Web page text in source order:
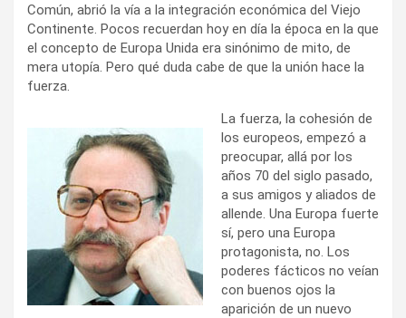
Común, abrió la vía a la integración económica del Viejo
Continente. Pocos recuerdan hoy en día la época en la que
el concepto de Europa Unida era sinónimo de mito, de
mera utopía. Pero qué duda cabe de que la unión hace la
fuerza.
La fuerza, la cohesión de
los europeos, empezó a
preocupar, allá por los
años 70 del siglo pasado,
a sus amigos y aliados de
allende. Una Europa fuerte
sí, pero una Europa
protagonista, no. Los
poderes fácticos no veían
con buenos ojos la
aparición de un nuevo